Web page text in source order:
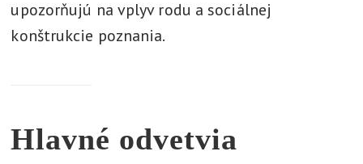
upozorňujú na vplyv rodu a sociálnej
konštrukcie poznania.
Hlavné odvetvia